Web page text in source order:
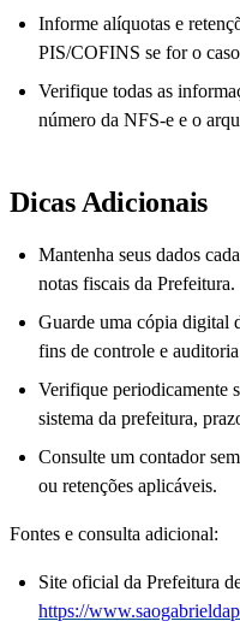
Informe alíquotas e
PIS/COFINS se for o
Verifique todas as
número da NFS-e e o
Dicas Adicionais
Mantenha seus dados
notas fiscais da Prefeitura.
Guarde uma cópia digital
fins de controle e
Verifique periodicamente
sistema da prefeitura,
Consulte um contador
ou retenções aplicáveis.
Fontes e consulta adicional:
Site oficial da Prefeitura
https://